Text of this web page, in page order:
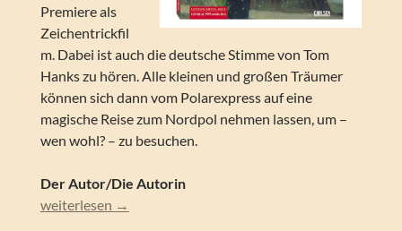
Premiere als
Zeichentrickfil
m. Dabei ist auch die deutsche Stimme von Tom
Hanks zu hören. Alle kleinen und großen Träumer
können sich dann vom Polarexpress auf eine
magische Reise zum Nordpol nehmen lassen, um –
wen wohl? – zu besuchen.
Der Autor/Die Autorin
Ellen Weiss / Chris Van Allsburg – Der Polarexpress
weiterlesen →